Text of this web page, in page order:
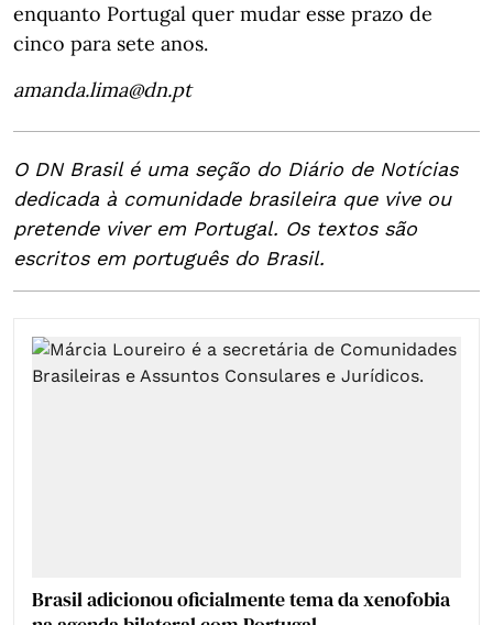
enquanto Portugal quer mudar esse prazo de
cinco para sete anos.
amanda.lima@dn.pt
O DN Brasil é uma seção do Diário de Notícias
dedicada à comunidade brasileira que vive ou
pretende viver em Portugal. Os textos são
escritos em português do Brasil.
Brasil adicionou oficialmente tema da xenofobia